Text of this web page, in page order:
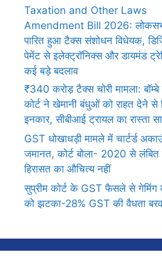
Taxation and Other Laws
Amendment Bill 2026:
पारित हुआ टैक्स संशोधन विधेयक,
पेमेंट से इलेक्ट्रॉनिक्स और डायमंड
कई बड़े बदलाव
₹340 करोड़ टैक्स चोरी मामला: बॉम्बे
कोर्ट ने खेमानी बंधुओं को राहत देने से
इनकार, सीबीआई ट्रायल का रास्ता
GST धोखाधड़ी मामले में चार्टर्ड
जमानत, कोर्ट बोला- 2020 से
हिरासत का औचित्य नहीं
सुप्रीम कोर्ट के GST फैसले से गेमिंग
को झटका-28% GST की वैधता